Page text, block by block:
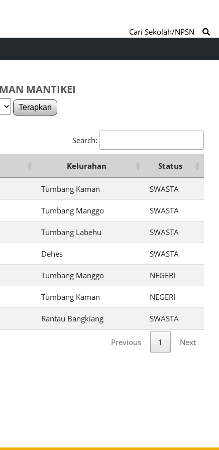
Cari Sekolah/NPSN
MANTIKEI
Terapkan
Search:
Kelurahan Status
Tumbang Kaman SWASTA
Tumbang Manggo SWASTA
Tumbang Labehu SWASTA
Dehes SWASTA
Tumbang Manggo NEGERI
Tumbang Kaman NEGERI
Rantau Bangkiang SWASTA
Previous 1 Next